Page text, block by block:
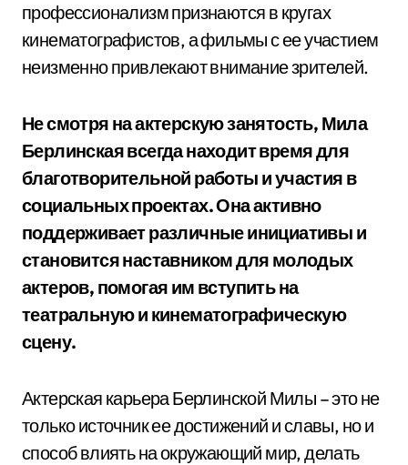
профессионализм признаются в кругах
кинематографистов, а фильмы с ее участием
неизменно привлекают внимание зрителей.
Не смотря на актерскую занятость, Мила
Берлинская всегда находит время для
благотворительной работы и участия в
социальных проектах. Она активно
поддерживает различные инициативы и
становится наставником для молодых
актеров, помогая им вступить на
театральную и кинематографическую
сцену.
Актерская карьера Берлинской Милы – это не
только источник ее достижений и славы, но и
способ влиять на окружающий мир, делать